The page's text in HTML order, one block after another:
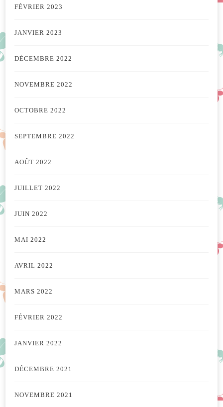
FÉVRIER 2023
JANVIER 2023
DÉCEMBRE 2022
NOVEMBRE 2022
OCTOBRE 2022
SEPTEMBRE 2022
AOÛT 2022
JUILLET 2022
JUIN 2022
MAI 2022
AVRIL 2022
MARS 2022
FÉVRIER 2022
JANVIER 2022
DÉCEMBRE 2021
NOVEMBRE 2021